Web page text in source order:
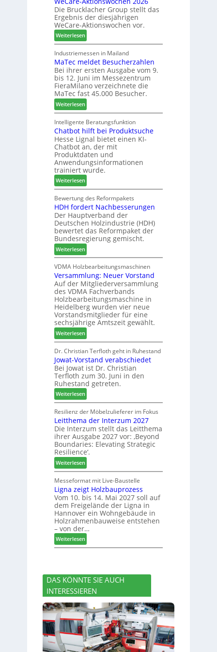
f
t
s
f
ü
h
r
e
r
n
g
e
n
f
ü
r
P
l
a
n
t
a
g
e
l
l
o
-
F
r
ä
s
e
r
u
n
d
-
V
e
r
b
i
n
e
r
Die Brucklacher Group stellt das
Ergebnis der diesjährigen
WeCare-Aktionswochen vor.
Weiterlesen:
W
e
C
a
r
e
-
A
k
t
i
o
n
s
w
o
c
h
e
n
2
0
2
6
Industriemessen in Mailand
MaTec meldet Besucherzahlen
Bei ihrer ersten Ausgabe vom 9.
bis 12. Juni im Messezentrum
FieraMilano verzeichnete die
MaTec fast 45.000 Besucher.
Weiterlesen:
M
a
T
e
c
m
e
l
d
e
t
B
e
s
u
c
h
r
z
a
h
l
e
n
Intelligente Beratungsfunktion
Chatbot hilft bei Produktsuche
Hesse Lignal bietet einen KI-
Chatbot an, der mit
Produktdaten und
Anwendungsinformationen
trainiert wurde.
Weiterlesen:
C
h
a
t
b
o
t
h
i
l
t
b
e
i
P
r
o
u
k
t
s
u
c
e
Bewertung des Reformpakets
HDH fordert Nachbesserungen
Der Hauptverband der
Deutschen Holzindustrie (HDH)
bewertet das Reformpaket der
Bundesregierung gemischt.
Weiterlesen:
H
D
H
f
o
r
d
e
r
t
N
a
c
h
b
e
s
s
e
r
u
n
g
e
n
VDMA Holzbearbeitungsmaschinen
Versammlung: Neuer Vorstand
Auf der Mitgliederversammlung
des VDMA Fachverbands
Holzbearbeitungsmaschine in
Heidelberg wurden vier neue
Vorstandsmitglieder für eine
sechsjährige Amtszeit gewählt.
Weiterlesen:
V
e
r
s
a
m
m
l
u
n
g
:
N
e
u
e
r
V
o
r
t
a
n
Dr. Christian Terfloth geht in Ruhestand
Jowat-Vorstand verabschiedet
Bei Jowat ist Dr. Christian
Terfloth zum 30. Juni in den
Ruhestand getreten.
Weiterlesen:
J
o
w
a
t
-
V
o
r
s
t
a
n
d
v
e
r
a
c
i
e
d
t
Resilienz der Möbelzulieferer im Fokus
Leitthema der Interzum 2027
Die Interzum stellt das Leitthema
ihrer Ausgabe 2027 vor: ‚Beyond
Boundaries: Elevating Strategic
Resilience‘.
Weiterlesen:
L
e
i
t
t
h
e
m
a
d
I
n
t
e
r
u
m
2
Messeformat mit Live-Baustelle
Ligna zeigt Holzbauprozess
Vom 10. bis 14. Mai 2027 soll auf
dem Freigelände der Ligna in
Hannover ein Wohngebäude in
Holzrahmenbauweise entstehen
– von der…
Weiterlesen:
L
n
a
z
i
g
t
H
o
DAS KÖNNTE SIE AUCH
INTERESSIEREN